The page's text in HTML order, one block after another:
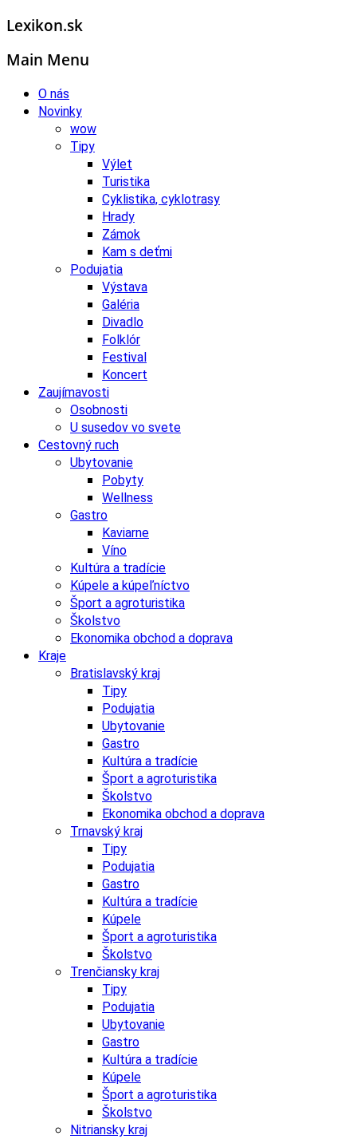
Lexikon.sk
Main Menu
O nás
Novinky
wow
Tipy
Výlet
Turistika
Cyklistika, cyklotrasy
Hrady
Zámok
Kam s deťmi
Podujatia
Výstava
Galéria
Divadlo
Folklór
Festival
Koncert
Zaujímavosti
Osobnosti
U susedov vo svete
Cestovný ruch
Ubytovanie
Pobyty
Wellness
Gastro
Kaviarne
Víno
Kultúra a tradície
Kúpele a kúpeľníctvo
Šport a agroturistika
Školstvo
Ekonomika obchod a doprava
Kraje
Bratislavský kraj
Tipy
Podujatia
Ubytovanie
Gastro
Kultúra a tradície
Šport a agroturistika
Školstvo
Ekonomika obchod a doprava
Trnavský kraj
Tipy
Podujatia
Gastro
Kultúra a tradície
Kúpele
Šport a agroturistika
Školstvo
Trenčiansky kraj
Tipy
Podujatia
Ubytovanie
Gastro
Kultúra a tradície
Kúpele
Šport a agroturistika
Školstvo
Nitriansky kraj